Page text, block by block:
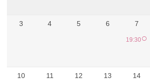
3 4 5 6 7
19:30○
10 11 12 13 14